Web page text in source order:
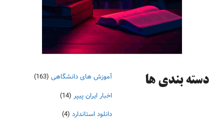
دسته‌ بندی ها آموزش های دانشگاهی (163)
اخبار ایران پیپر (14)
دانلود استاندارد (4)